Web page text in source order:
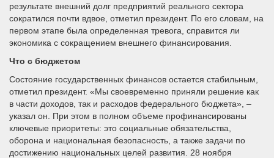
результате внешний долг предприятий реального сектора
сократился почти вдвое, отметил президент. По его словам, на
первом этапе была определенная тревога, справится ли
экономика с сокращением внешнего финансирования.
Что с бюджетом
Состояние государственных финансов остается стабильным,
отметил президент. «Мы своевременно приняли решение как
в части доходов, так и расходов федерального бюджета», –
указал он. При этом в полном объеме профинансированы
ключевые приоритеты: это социальные обязательства,
оборона и национальная безопасность, а также задачи по
достижению национальных целей развития. 28 ноября